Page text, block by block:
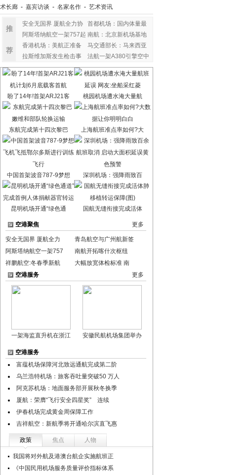
长廊 - 嘉宾访谈 - 名家名作 - 艺术资讯
推
荐
安全无国界 厦航全力协
首都机场：国内体量最
阿斯塔纳航空一架757起 南航：北京新机场基地
香港机场：美航正准备
马交通部长：马来西亚
拉斯维加斯发生枪击事
法航一架A380引擎空中
盼了14年!首架ARJ21客 桃园机场遭水淹大量航
东航完成第十四次黎巴 上海航班准点率如何?大
中国首架波音787-9梦想 深圳机场：强降雨致百
昆明机场开通“绿色通 国航无缝衔接完成活体
空港聚焦 更多
安全无国界 厦航全力
青岛航空与广州航新签
阿斯塔纳航空一架757
南航开拓喀什次枢纽
祥鹏航空:冬春季新航
大幅放宽体检标准 南
空港服务
更多
一架海监直升机在浙江 安徽民航机场集团举办
空港服务
富蕴机场保障河北致远通航完成第二阶
乌兰浩特机场：旅客吞吐量突破50 万人
阿克苏机场：地面服务部开展秋冬换季
厦航：荣膺“飞行安全四星奖” 连续
伊春机场完成黄金周保障工作
吉祥航空：新航季将开通哈尔滨直飞惠
政策 焦点 人物
我国将对外航及港澳台航企实施航班正
《中国民用机场服务质量评价指标体系